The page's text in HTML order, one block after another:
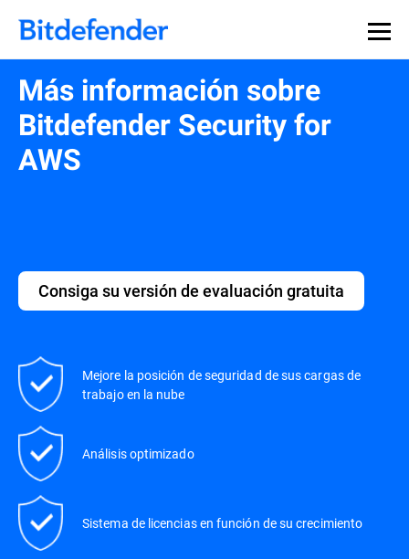
Más información sobre
Bitdefender Security for
AWS
Consiga su versión de evaluación gratuita
Mejore la posición de seguridad de sus cargas de
trabajo en la nube
Análisis optimizado
Sistema de licencias en función de su crecimiento